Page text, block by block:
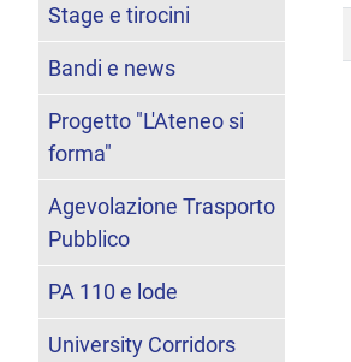
Stage e tirocini
Bandi e news
Progetto "L'Ateneo si
forma"
Agevolazione Trasporto
Pubblico
PA 110 e lode
University Corridors